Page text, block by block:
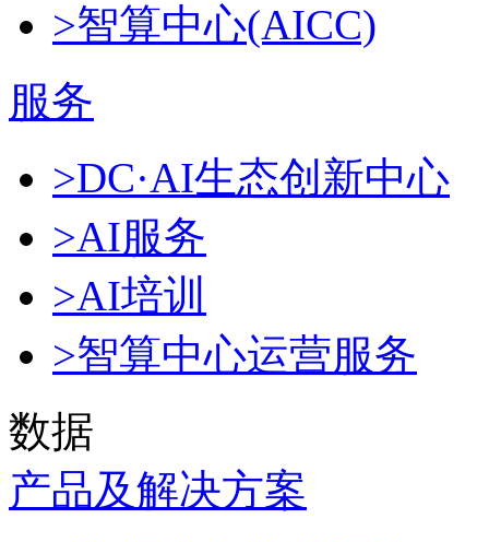
>智算中心(AICC)
服务
>DC·AI生态创新中心
>AI服务
>AI培训
>智算中心运营服务
数据
产品及解决方案